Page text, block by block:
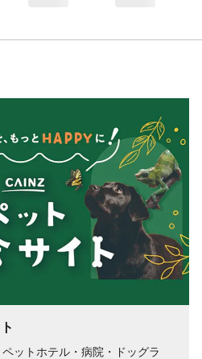
た濡れ布巾で拭き、よく乾かして
：ポリエステル、アクリル樹脂 原産
人民共和国
ェイペット
ットホテル・病院・ドッグラ